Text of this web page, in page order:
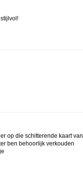
op die schitterende kaart van
ben behoorlijk verkouden